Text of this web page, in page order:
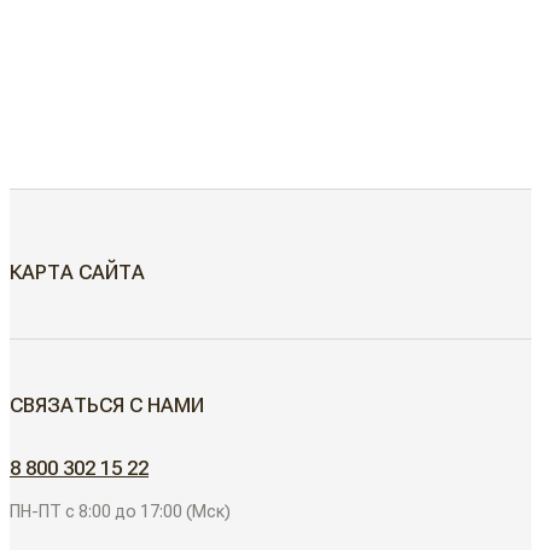
КАРТА САЙТА
АЛЮМИНИЕВЫЕ РЕШЕНИЯ
СВЯЗАТЬСЯ С НАМИ
8 800 302 15 22
ПН-ПТ с 8:00 до 17:00 (Мск)